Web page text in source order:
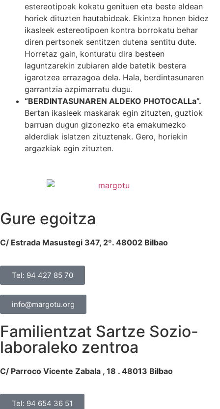
estereotipoak kokatu genituen eta beste aldean
horiek dituzten hautabideak. Ekintza honen bidez
ikasleek estereotipoen kontra borrokatu behar
diren pertsonek sentitzen dutena sentitu dute.
Horretaz gain, konturatu dira besteen
laguntzarekin zubiaren alde batetik bestera
igarotzea errazagoa dela. Hala, berdintasunaren
garrantzia azpimarratu dugu.
“BERDINTASUNAREN ALDEKO PHOTOCALLa”.
Bertan ikasleek maskarak egin zituzten, guztiok
barruan dugun gizonezko eta emakumezko
alderdiak islatzen zituztenak. Gero, horiekin
argazkiak egin zituzten.
Gure egoitza
C/ Estrada Masustegi 347, 2º. 48002 Bilbao
Tel: 94 427 85 70
info@margotu.org
Familientzat Sartze Sozio-
laboraleko zentroa
C/ Parroco Vicente Zabala , 18 . 48013 Bilbao
Tel: 94 654 36 51